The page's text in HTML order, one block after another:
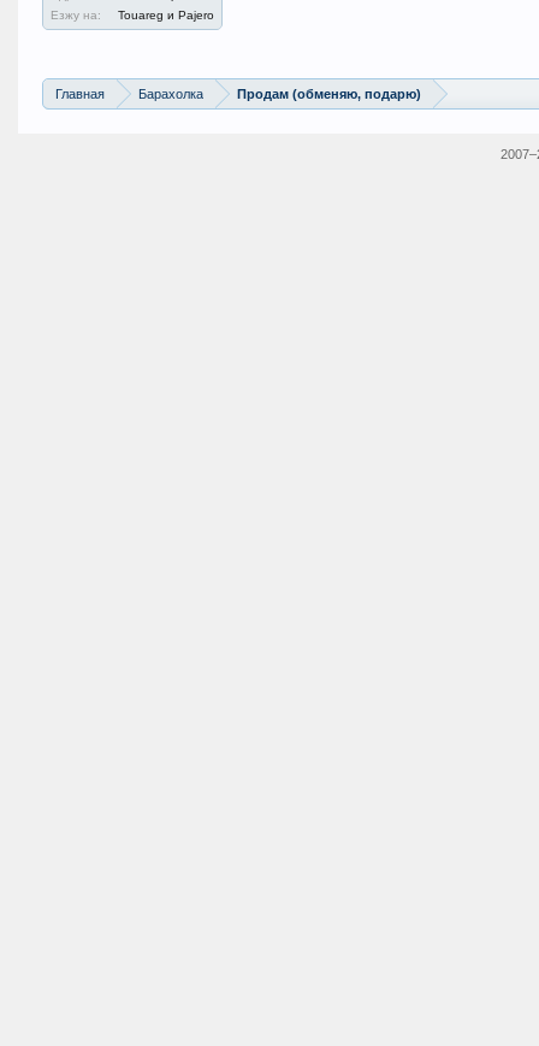
Езжу на:
Touareg и Pajero
Главная Барахолка Продам (обменяю, подарю)
2007–